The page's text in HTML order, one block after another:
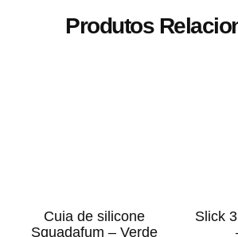
Produtos
Cuia de silicone
Squadafum – Verde
Slick